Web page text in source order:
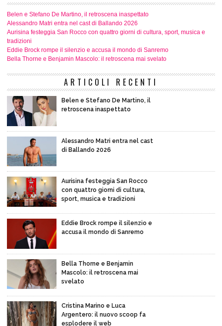
Belen e Stefano De Martino, il retroscena inaspettato
Alessandro Matri entra nel cast di Ballando 2026
Aurisina festeggia San Rocco con quattro giorni di cultura, sport, musica e
tradizioni
Eddie Brock rompe il silenzio e accusa il mondo di Sanremo
Bella Thorne e Benjamin Mascolo: il retroscena mai svelato
ARTICOLI RECENTI
Belen e Stefano De Martino, il
retroscena inaspettato
Alessandro Matri entra nel cast
di Ballando 2026
Aurisina festeggia San Rocco
con quattro giorni di cultura,
sport, musica e tradizioni
Eddie Brock rompe il silenzio e
accusa il mondo di Sanremo
Bella Thorne e Benjamin
Mascolo: il retroscena mai
svelato
Cristina Marino e Luca
Argentero: il nuovo scoop fa
esplodere il web